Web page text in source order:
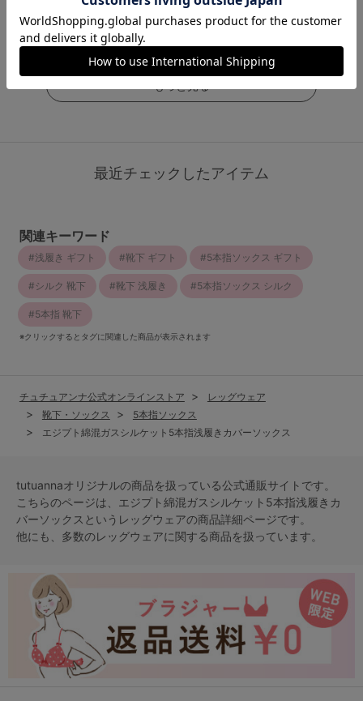
￥1,298 (税込)
￥473 (税込)
￥473
最近チェックしたアイテム
関連キーワード
浅履き ギフト 靴下 ギフト 5本指ソックス ギフト
シルク 靴下 靴下 浅履き 5本指ソックス シルク
5本指 靴下
※クリックするとタグに関連した商品が表示されます
チュチュアンナ公式オンラインストア
レッグウェア
靴下・ソックス
5本指ソックス
エジプト綿混ガスシルケット5本指浅履きカバーソックス
tutuannaオリジナルの商品を扱っている公式通販サイトです。
こちらのページは、エジプト綿混ガスシルケット5本指浅履きカ
バーソックスという レッグウェアの商品詳細ページです。
他にも、多数のレッグウェアに関する商品を扱っています。